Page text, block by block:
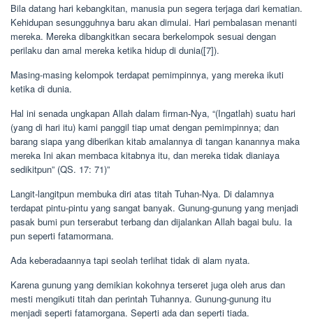
Bila datang hari kebangkitan, manusia pun segera terjaga dari kematian.
Kehidupan sesungguhnya baru akan dimulai. Hari pembalasan menanti
mereka. Mereka dibangkitkan secara berkelompok sesuai dengan
perilaku dan amal mereka ketika hidup di dunia([7]).
Masing-masing kelompok terdapat pemimpinnya, yang mereka ikuti
ketika di dunia.
Hal ini senada ungkapan Allah dalam firman-Nya, “(Ingatlah) suatu hari
(yang di hari itu) kami panggil tiap umat dengan pemimpinnya; dan
barang siapa yang diberikan kitab amalannya di tangan kanannya maka
mereka Ini akan membaca kitabnya itu, dan mereka tidak dianiaya
sedikitpun” (QS. 17: 71)”
Langit-langitpun membuka diri atas titah Tuhan-Nya. Di dalamnya
terdapat pintu-pintu yang sangat banyak. Gunung-gunung yang menjadi
pasak bumi pun terserabut terbang dan dijalankan Allah bagai bulu. Ia
pun seperti fatamormana.
Ada keberadaannya tapi seolah terlihat tidak di alam nyata.
Karena gunung yang demikian kokohnya terseret juga oleh arus dan
mesti mengikuti titah dan perintah Tuhannya. Gunung-gunung itu
menjadi seperti fatamorgana. Seperti ada dan seperti tiada.